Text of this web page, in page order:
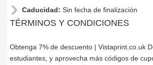
Caducidad: Sin fecha de finalización
TÉRMINOS Y CONDICIONES
Obtenga 7% de descuento | Vistaprint.co.uk
estudiantes, y aprovecha más códigos de